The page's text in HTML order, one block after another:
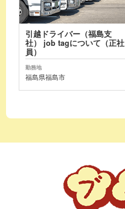
引越ドライバー（福島支
社） job tagについて（正社
員）
勤務地
福島県福島市